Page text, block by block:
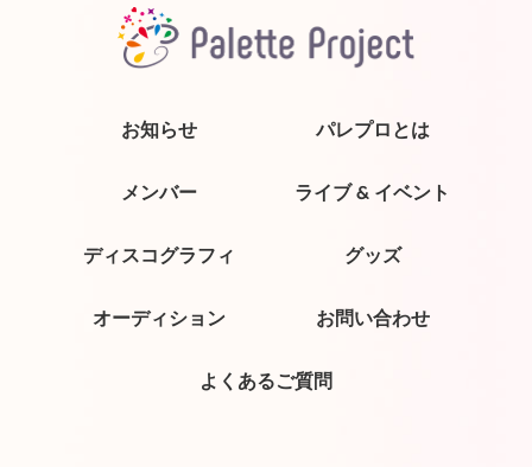
お知らせ パレプロとは
メンバー ライブ & イベント
ディスコグラフィ グッズ
オーディション お問い合わせ
よくあるご質問